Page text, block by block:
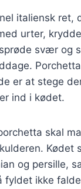
italiensk ret,
urter,
svær og
er at stege
ind i kødet.
skal
Kødet
og persille,
fyldet ikke